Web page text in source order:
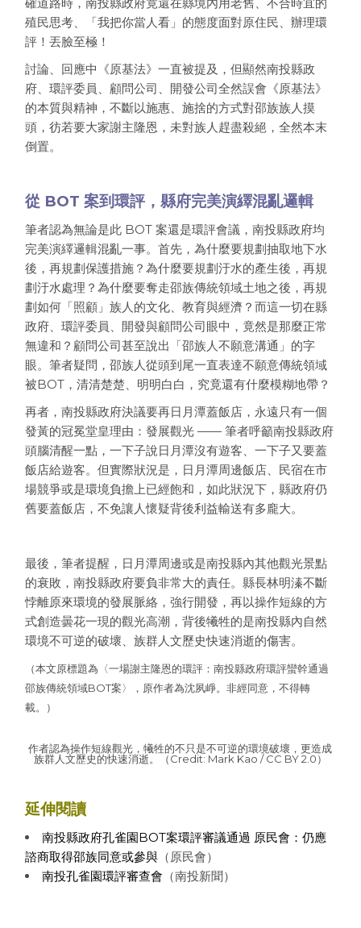
殖民思考、「我把你當人看」的態度面對原住民、辦理環
評！丟臉至極！
討論、回應中《原基法》一直被提及，但顯然南投縣政
府、環評委員、顧問公司、開發公司全然誤會《原基法》
的本質與精神，不斷以施惠、施捨的方式對邵族族人摸
頭，彷若要大家謝主隆恩，未對族人趕盡殺絕，全然本末
倒置。
從 BOT 案到環評，縣府完美演繹混亂邏輯
筆者認為無論是此 BOT 案還是環評會議，南投縣政府均
完美演繹邏輯混亂一事。首先，為什麼要規劃抽取地下水
後，再規劃保護措施？為什麼要規劃汙水的產生後，再規
劃汙水處理？為什麼要奪走邵族傳統領域土地之後，再規
劃如何「照顧」族人的文化、教育與經濟？而這一切在縣
政府、環評委員、開發與顧問公司眼中，竟然是那麼正常
無違和？顧問公司甚至說出「邵族人不願意溝通」的字
眼。筆者疑問，邵族人從頭到尾一直表達不願意傳統領域
被BOT，清清楚楚、明明白白，究竟還有什麼模糊地帶？
再者，南投縣政府決議要再日月潭蓋飯店，永遠只有一個
發黃的冠冕堂皇理由：發展觀光 —— 筆者呼籲南投縣政府
頭腦清醒一點，一下子說日月潭沒有遊客、一下子又要蓋
飯店給遊客。但實際狀況是，日月潭周邊飯店、民宿在市
場競爭或是環境負擔上已經飽和，如此狀況下，縣政府仍
舊要蓋飯店，不免讓人懷疑背後利益輸送有多龐大。
最後，筆者提醒，日月潭周邊或是南投縣內其他觀光景點
的衰敗，南投縣政府要負非常大的責任。縣長林明溱不斷
悖離原來環境的發展脈絡，強行開發，再以操作短線的方
式創造曇花一現的觀光高潮，背後犧牲的是南投縣內自然
環境不可逆的破壞、族群人文歷史快速消逝的傷害。
（本文原標題為〈一場謝主隆恩的環評：南投縣政府環評蠻幹通過
邵族傳統領域BOT案〉，原作者為沈夙崢。非經同意，不得轉
載。）
作者認為操作短線觀光，犧牲的不只是不可逆的環境破壞，更造成
族群人文歷史的快速消逝。（Credit: Mark Kao / CC BY 2.0）
延伸閱讀
南投縣政府孔雀園BOT案環評審議通過 原民會：仍應
諮商取得邵族同意或參與 （原民會）
南投孔雀園環評審查會 （南投新聞）